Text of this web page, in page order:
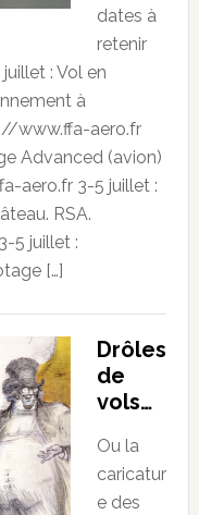
dates à
retenir
: Vol en
à
www.ffa-aero.fr
Advanced (avion)
aero.fr 3-5 juillet :
RSA.
5 juillet :
[…]
Drôles
de
vols…
Ou la
caricatur
e des